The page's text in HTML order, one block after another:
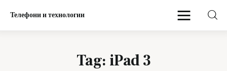
Телефони и технологии
Tag: iPad 3